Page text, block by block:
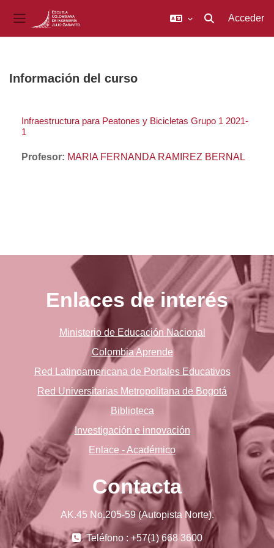
Panel lateral Selector de
Acceder
Información del curso
Infraestructura para Peatones y Bicicletas Grupo 1 2021-
1
Profesor: MARIA FERNANDA RAMIREZ BERNAL
Enlaces de interés
Ministerio de Educación Nacional
Colombia Aprende
Red Latinoamericana de Portales Educativos
Red Universitarias Metropolitana de Bogotá
Biblioteca
Investigación e innovación
Enlace - Académico
Contacta
AK.45 No.205-59 (Autopista Norte).
Teléfono : +57(1) 668 3600